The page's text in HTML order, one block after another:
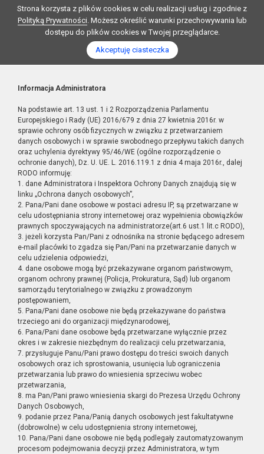
Strona korzysta z plików cookies w celu realizacji usług i zgodnie z
Polityką Prywatności. Możesz określić warunki przechowywania lub
dostępu do plików cookies w Twojej przeglądarce.
Akceptuję ciasteczka
Informacja Administratora
Na podstawie art. 13 ust. 1 i 2 Rozporządzenia Parlamentu
Europejskiego i Rady (UE) 2016/679 z dnia 27 kwietnia 2016r. w
sprawie ochrony osób fizycznych w związku z przetwarzaniem
danych osobowych i w sprawie swobodnego przepływu takich danych
oraz uchylenia dyrektywy 95/46/WE (ogólne rozporządzenie o
ochronie danych), Dz. U. UE. L. 2016.119.1 z dnia 4 maja 2016r., dalej
RODO informuję:
1. dane Administratora i Inspektora Ochrony Danych znajdują się w
linku „Ochrona danych osobowych”,
2. Pana/Pani dane osobowe w postaci adresu IP, są przetwarzane w
celu udostępniania strony internetowej oraz wypełnienia obowiązków
prawnych spoczywających na administratorze(art.6 ust.1 lit.c RODO),
3. jeżeli korzysta Pan/Pani z odnośnika na stronie będącego adresem
e-mail placówki to zgadza się Pan/Pani na przetwarzanie danych w
celu udzielenia odpowiedzi,
4. dane osobowe mogą być przekazywane organom państwowym,
organom ochrony prawnej (Policja, Prokuratura, Sąd) lub organom
samorządu terytorialnego w związku z prowadzonym
postępowaniem,
5. Pana/Pani dane osobowe nie będą przekazywane do państwa
trzeciego ani do organizacji międzynarodowej,
6. Pana/Pani dane osobowe będą przetwarzane wyłącznie przez
okres i w zakresie niezbędnym do realizacji celu przetwarzania,
7. przysługuje Panu/Pani prawo dostępu do treści swoich danych
osobowych oraz ich sprostowania, usunięcia lub ograniczenia
przetwarzania lub prawo do wniesienia sprzeciwu wobec
przetwarzania,
8. ma Pan/Pani prawo wniesienia skargi do Prezesa Urzędu Ochrony
Danych Osobowych,
9. podanie przez Pana/Panią danych osobowych jest fakultatywne
(dobrowolne) w celu udostępnienia strony internetowej,
10. Pana/Pani dane osobowe nie będą podlegały zautomatyzowanym
procesom podejmowania decyzji przez Administratora, w tym